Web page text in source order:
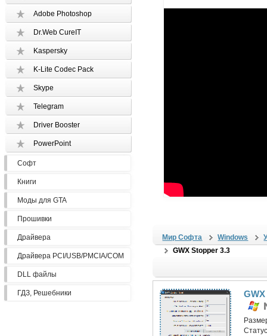
Adobe Photoshop
Dr.Web CureIT
Kaspersky
K-Lite Codec Pack
Skype
Telegram
Driver Booster
PowerPoint
Софт
Книги
Моды для GTA
Прошивки
Драйвера
Драйвера PCI/USB/PMCIA/COM
DLL файлы
ГДЗ, Решебники
Мир Софта Windows
GWX Stopper 3.3